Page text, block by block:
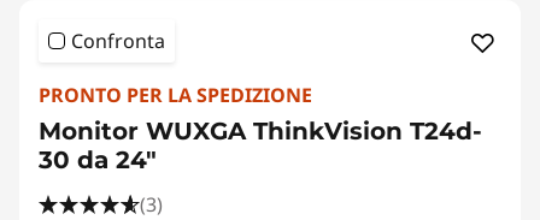
Confronta
PRONTO PER LA SPEDIZIONE
Monitor WUXGA ThinkVision T24d-
30 da 24"
(3)